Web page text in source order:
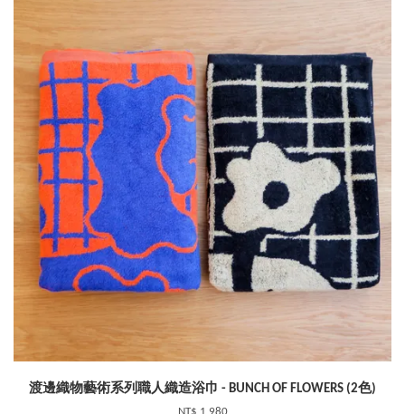
渡邊織物藝術系列職人織造浴巾 - BUNCH OF FLOWERS (2色)
NT$ 1,980